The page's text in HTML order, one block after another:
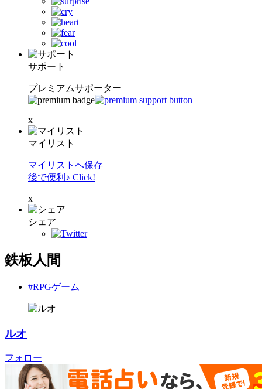
サポート
プレミアムサポーター
x
マイリスト
マイリストへ保存
後で便利♪ Click!
x
シェア
鉄板人間
#RPGゲーム
ルオ
フォロー